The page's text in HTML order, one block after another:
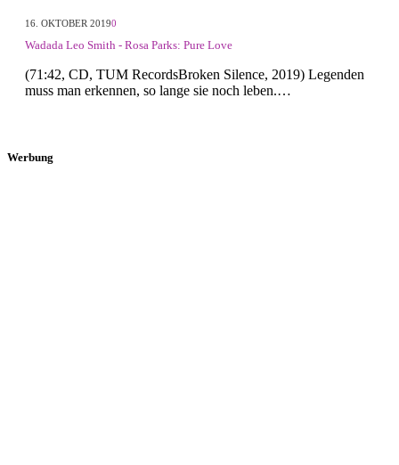
16. OKTOBER 20190
Wadada Leo Smith - Rosa Parks: Pure Love
(71:42, CD, TUM RecordsBroken Silence, 2019) Legenden
muss man erkennen, so lange sie noch leben.…
Werbung